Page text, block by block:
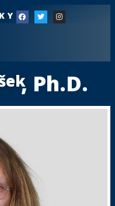
, Ph.D.